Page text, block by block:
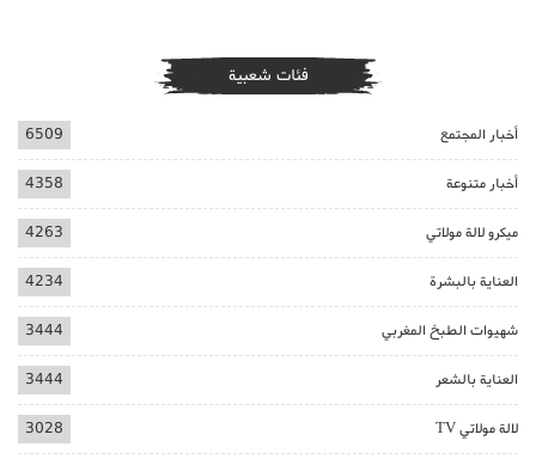
فئات شعبية
أخبار المجتمع 6509
أخبار متنوعة 4358
ميكرو لالة مولاتي 4263
العناية بالبشرة 4234
شهيوات الطبخ المغربي 3444
العناية بالشعر 3444
لالة مولاتي TV 3028